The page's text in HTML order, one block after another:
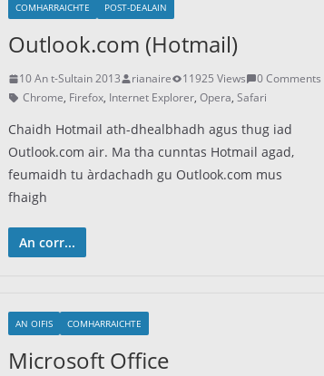
COMHARRAICHTE POST-DEALAIN
Outlook.com (Hotmail)
10 An t-Sultain 2013 rianaire 11925 Views
0 Comments
Chrome, Firefox, Internet Explorer, Opera, Safari
Chaidh Hotmail ath-dhealbhadh agus thug iad
Outlook.com air. Ma tha cunntas Hotmail agad,
feumaidh tu àrdachadh gu Outlook.com mus
fhaigh
An corr...
AN OIFIS COMHARRAICHTE
Microsoft Office